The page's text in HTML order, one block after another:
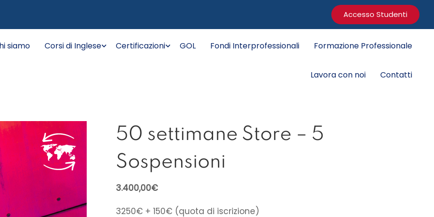
Accesso Studenti
siamo Corsi di Inglese Certificazioni GOL Fondi Interprofessionali Formazione Professionale
Lavora con noi Contatti
50 settimane Store – 5
Sospensioni
3.400,00€
3250€ + 150€ (quota di iscrizione)